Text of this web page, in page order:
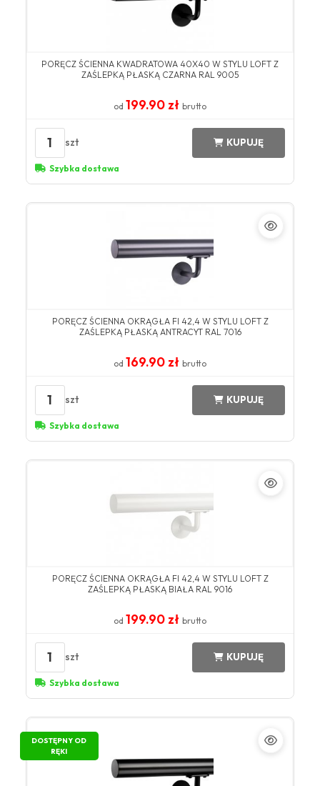
PORĘCZ ŚCIENNA KWADRATOWA 40X40 W STYLU LOFT Z
ZAŚLEPKĄ PŁASKĄ CZARNA RAL 9005
od 199.90 zł brutto
1 szt KUPUJĘ
Szybka dostawa
​PORĘCZ ŚCIENNA OKRĄGŁA FI 42,4 W STYLU LOFT Z
ZAŚLEPKĄ PŁASKĄ ANTRACYT ​RAL 7016​
od 169.90 zł brutto
1 szt KUPUJĘ
Szybka dostawa
​PORĘCZ ŚCIENNA OKRĄGŁA FI 42,4 W STYLU LOFT Z
ZAŚLEPKĄ PŁASKĄ BIAŁA ​RAL 9016​
od 199.90 zł brutto
1 szt KUPUJĘ
Szybka dostawa
DOSTĘPNY OD
RĘKI